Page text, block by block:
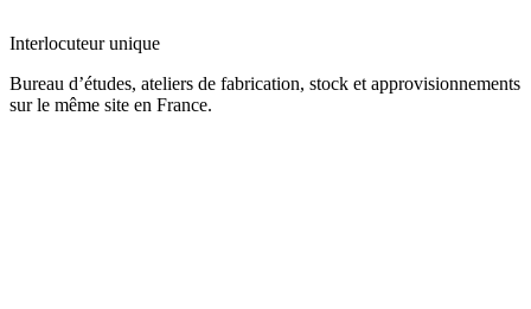
Interlocuteur unique
Bureau d’études, ateliers de fabrication, stock et approvisionnements
sur le même site en France.